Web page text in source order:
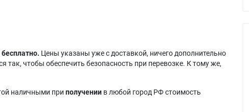
Цены указаны уже с доставкой, ничего дополнительно
чтобы обеспечить безопасность при перевозке. К тому же,
наличными при получении в любой город РФ стоимость